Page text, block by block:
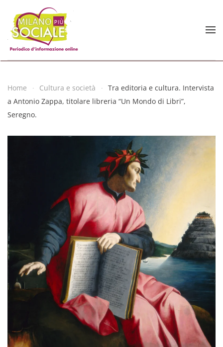
Skip to main content
Home Cultura e società
Tra editoria e cultura. Intervista
a Antonio Zappa, titolare libreria “Un Mondo di Libri”,
Seregno.